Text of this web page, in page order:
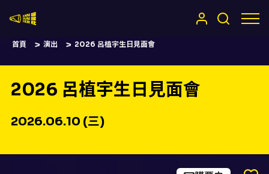
首頁 演出 2026 呂植宇生日見面會
2026 呂植宇生日見面會
2026.06.10 (三)